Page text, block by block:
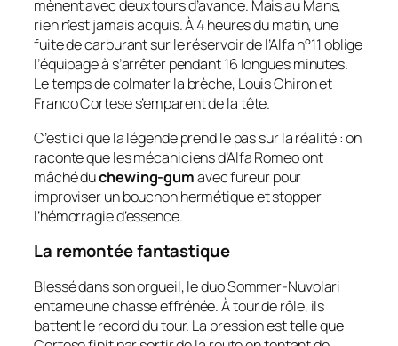
mènent avec deux tours d’avance. Mais au Mans,
rien n’est jamais acquis. À 4 heures du matin, une
fuite de carburant sur le réservoir de l’Alfa n°11 oblige
l’équipage à s’arrêter pendant 16 longues minutes.
Le temps de colmater la brèche, Louis Chiron et
Franco Cortese s’emparent de la tête.
C’est ici que la légende prend le pas sur la réalité : on
raconte que les mécaniciens d’Alfa Romeo ont
mâché duchewing-gumavec fureur pour
improviser un bouchon hermétique et stopper
l’hémorragie d’essence.
La remontée fantastique
Blessé dans son orgueil, le duo Sommer-Nuvolari
entame une chasse effrénée. À tour de rôle, ils
battent le record du tour. La pression est telle que